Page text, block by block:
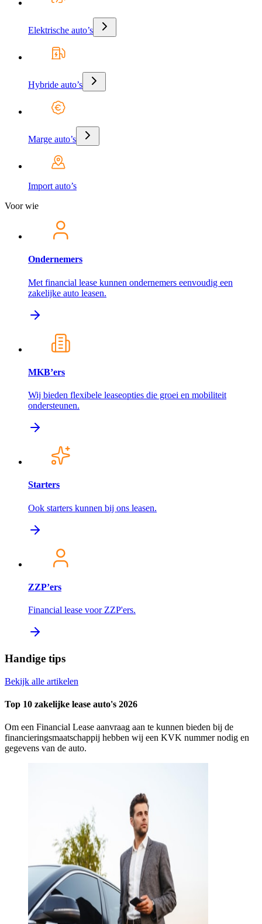
Elektrische auto’s
Hybride auto’s
Marge auto’s
Import auto’s
Voor wie
Ondernemers
Met financial lease kunnen ondernemers eenvoudig een
zakelijke auto leasen.
MKB’ers
Wij bieden flexibele leaseopties die groei en mobiliteit
ondersteunen.
Starters
Ook starters kunnen bij ons leasen.
ZZP’ers
Financial lease voor ZZP'ers.
Handige tips
Bekijk alle artikelen
Top 10 zakelijke lease auto's 2026
Om een Financial Lease aanvraag aan te kunnen bieden bij de
financieringsmaatschappij hebben wij een KVK nummer nodig en
gegevens van de auto.